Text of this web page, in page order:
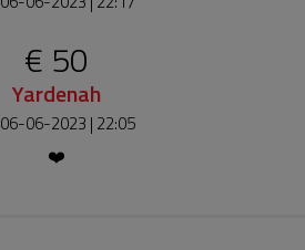
€ 50
Yardenah
06-06-2023 | 22:05
❤️